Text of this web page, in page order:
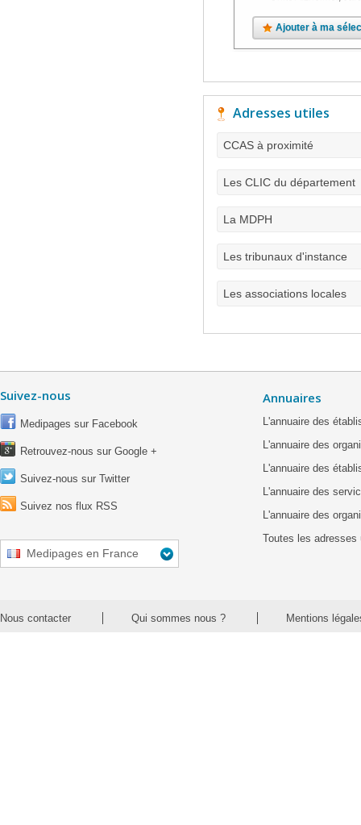
Ajouter à ma
Adresses utiles
CCAS à proximité
Les CLIC du département
La MDPH
Les tribunaux d'instance
Les associations locales
Suivez-nous
Medipages sur Facebook
Retrouvez-nous sur Google +
Suivez-nous sur Twitter
Suivez nos flux RSS
Medipages en France
Annuaires
L'annuaire des
L'annuaire des
L'annuaire des
L'annuaire des
L'annuaire des
Toutes les adresses
Nous contacter Qui sommes nous ? Mentions